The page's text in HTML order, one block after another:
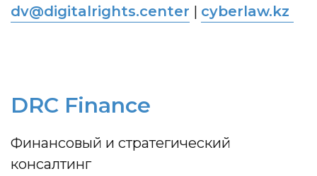
dv@digitalrights.center | cyberlaw.kz
DRC Finance
Финансовый и стратегический
консалтинг